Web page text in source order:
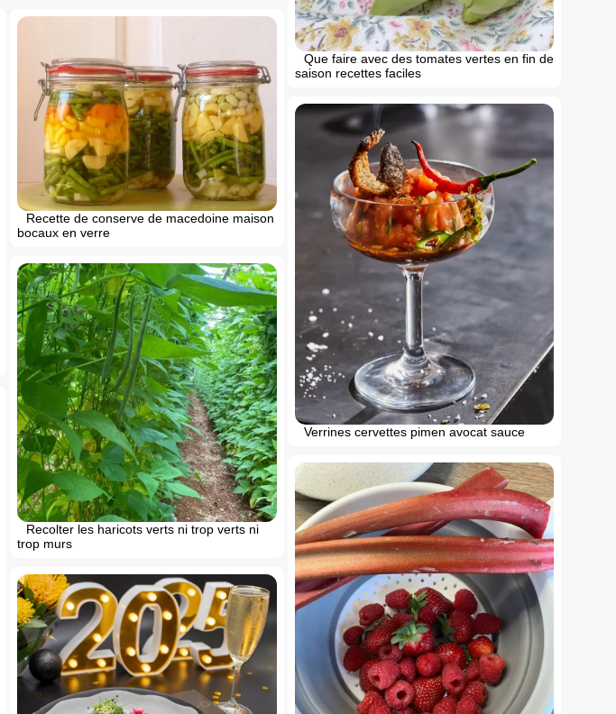
Que faire avec des tomates vertes en fin de
saison recettes faciles
Recette de conserve de macedoine maison
bocaux en verre
Verrines cervettes pimen avocat sauce
Recolter les haricots verts ni trop verts ni
trop murs